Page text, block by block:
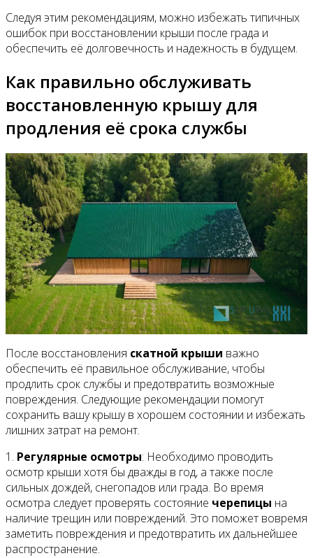
Следуя этим рекомендациям, можно избежать типичных
ошибок при восстановлении крыши после града и
обеспечить её долговечность и надежность в будущем.
Как правильно обслуживать
восстановленную крышу для
продления её срока службы
После восстановления скатной крыши важно
обеспечить её правильное обслуживание, чтобы
продлить срок службы и предотвратить возможные
повреждения. Следующие рекомендации помогут
сохранить вашу крышу в хорошем состоянии и избежать
лишних затрат на ремонт.
1. Регулярные осмотры: Необходимо проводить
осмотр крыши хотя бы дважды в год, а также после
сильных дождей, снегопадов или града. Во время
осмотра следует проверять состояние черепицы на
наличие трещин или повреждений. Это поможет вовремя
заметить повреждения и предотвратить их дальнейшее
распространение.